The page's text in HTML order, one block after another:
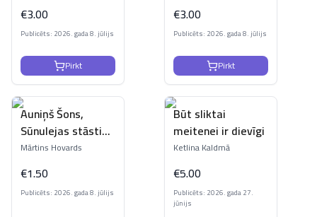
€3.00
Publicēts: 2026. gada 8. jūlijs
Pirkt
€3.00
Publicēts: 2026. gada 8. jūlijs
Pirkt
Auniņš Šons,
Sūnulejas stāstiņi.
Lielā bumbošanās
Mārtins Hovards
€1.50
Publicēts: 2026. gada 8. jūlijs
Būt sliktai
meitenei ir dievīgi
Ketlina Kaldmā
€5.00
Publicēts: 2026. gada 27.
jūnijs